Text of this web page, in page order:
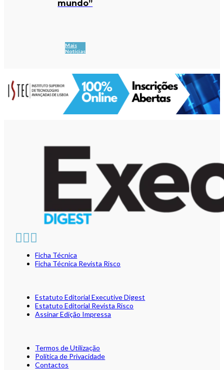
mundo”
Mais
Notícias
Ficha Técnica
Ficha Técnica Revista Risco
Estatuto Editorial Executive Digest
Estatuto Editorial Revista Risco
Assinar Edição Impressa
Termos de Utilização
Política de Privacidade
Contactos